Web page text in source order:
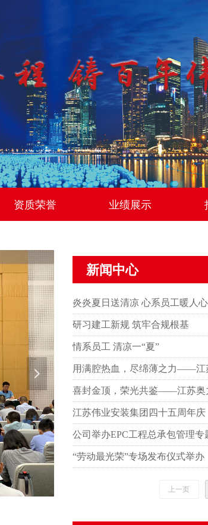
资质荣誉 业绩展示
新闻中心
炎炎夏日送清凉 心系员工暖人心
研习建工新规 筑牢合规根基
情系员工 清凉一“夏”
用满腔热血，尽绵薄之力——江
江苏伟业安装集团四十五周年庆
公司举办EPC工程总承包管理专
“劳动最光荣”专场发布仪式举办
上一页
넲